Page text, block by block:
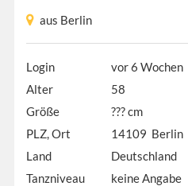
aus Berlin
Login
vor 6 Wochen
Alter
58
Größe
??? cm
PLZ, Ort
14109 Berlin
Land
Deutschland
Tanzniveau
keine Angabe